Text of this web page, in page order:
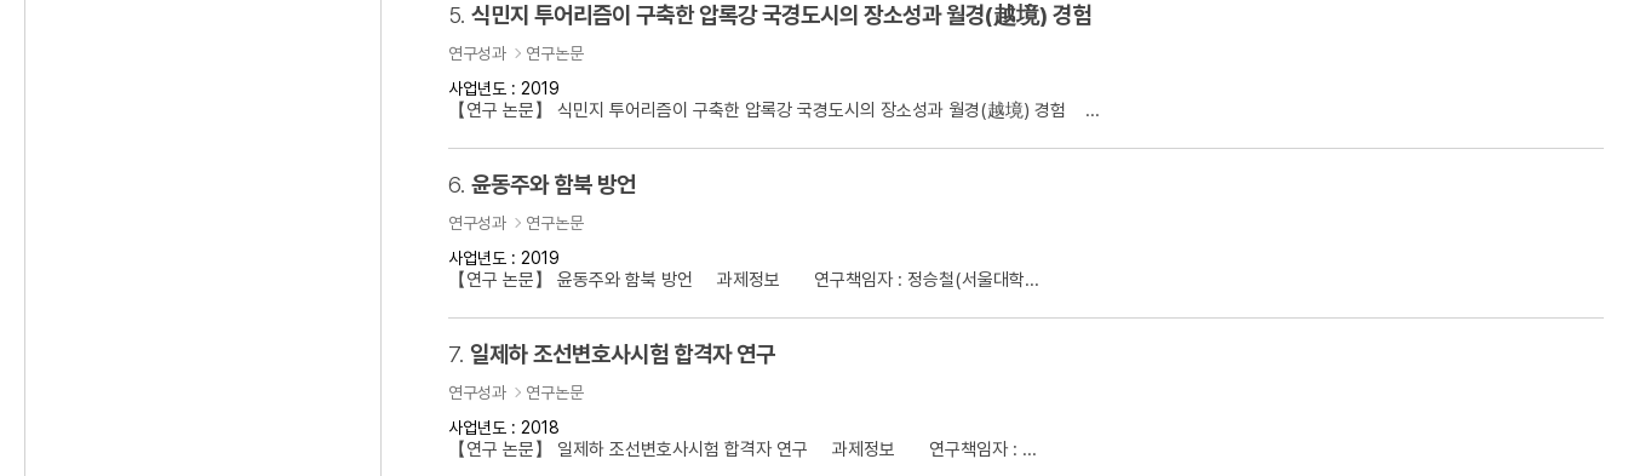
5. 식민지 투어리즘이 구축한 압록강 국경도시의 장소성과 월경(越境) 경험
연구성과
연구논문
사업년도 : 2019
【연구 논문】 식민지 투어리즘이 구축한 압록강 국경도시의 장소성과 월경(越境) 경험 ...
6. 윤동주와 함북 방언
연구성과
연구논문
사업년도 : 2019
【연구 논문】 윤동주와 함북 방언 과제정보 연구책임자 : 정승철(서울대학...
7. 일제하 조선변호사시험 합격자 연구
연구성과
연구논문
사업년도 : 2018
【연구 논문】 일제하 조선변호사시험 합격자 연구 과제정보 연구책임자 : ...